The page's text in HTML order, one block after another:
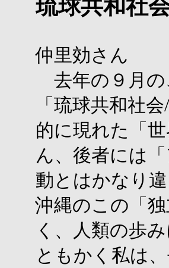
琉球共和社
仲里効さん
去年の９月の
「琉球共和社
的に現れた「
ん、後者には
動とはかなり
沖縄のこの「
く、人類の歩
ともかく私は